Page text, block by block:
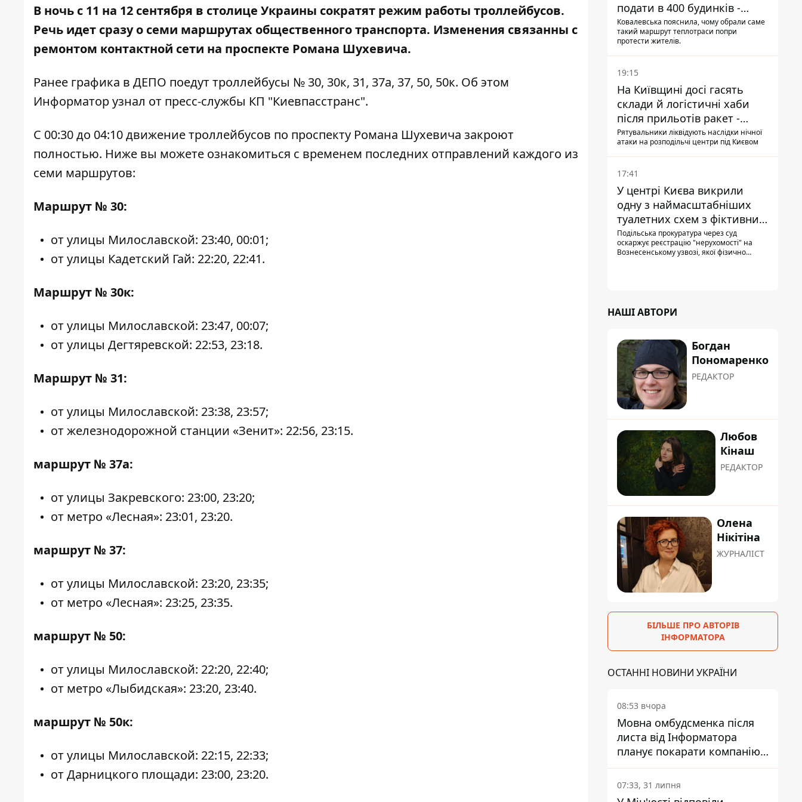
В ночь с 11 на 12 сентября в столице Украины сократят режим работы троллейбусов.
Речь идет сразу о семи маршрутах общественного транспорта. Изменения связанны с
ремонтом контактной сети на проспекте Романа Шухевича.
Ранее графика в ДЕПО поедут троллейбусы № 30, 30к, 31, 37а, 37, 50, 50к. Об этом
Информаторузнал от пресс-службы КП "Киевпасстранс".
С 00:30 до 04:10 движение троллейбусов по проспекту Романа Шухевича закроют
полностью. Ниже вы можете ознакомиться с временем последних отправлений каждого из
семи маршрутов:
Маршрут № 30:
от улицы Милославской: 23:40, 00:01;
от улицы Кадетский Гай: 22:20, 22:41.
Маршрут № 30к:
от улицы Милославской: 23:47, 00:07;
от улицы Дегтяревской: 22:53, 23:18.
Маршрут № 31:
от улицы Милославской: 23:38, 23:57;
от железнодорожной станции «Зенит»: 22:56, 23:15.
маршрут № 37а:
от улицы Закревского: 23:00, 23:20;
от метро «Лесная»: 23:01, 23:20.
маршрут № 37:
от улицы Милославской: 23:20, 23:35;
от метро «Лесная»: 23:25, 23:35.
маршрут № 50:
от улицы Милославской: 22:20, 22:40;
от метро «Лыбидская»: 23:20, 23:40.
маршрут № 50к:
от улицы Милославской: 22:15, 22:33;
от Дарницкого площади: 23:00, 23:20.
подати в 400 будинків -
депутатка Київради
Ковалевська пояснила, чому обрали саме
такий маршрут теплотраси попри
протести жителів.
19:15
На Київщині досі гасять
склади й логістичні хаби
після прильотів ракет -
ДСНС
Рятувальники ліквідують наслідки нічної
атаки на розподільчі центри під Києвом
17:41
У центрі Києва викрили
одну з наймасштабніших
туалетних схем з фіктивним
будинком
Подільська прокуратура через суд
оскаржує реєстрацію "нерухомості" на
Вознесенському узвозі, якої фізично
НАШІ АВТОРИ
Богдан
Пономаренко
РЕДАКТОР
Любов
Кінаш
РЕДАКТОР
Олена
Нікітіна
ЖУРНАЛІСТ
БІЛЬШЕ ПРО АВТОРІВ
ІНФОРМАТОРА
ОСТАННІ НОВИНИ УКРАЇНИ
08:53 вчора
Мовна омбудсменка після
листа від Інформатора
планує покарати компанію-
підрядника ПриватБанку
07:33, 31 липня